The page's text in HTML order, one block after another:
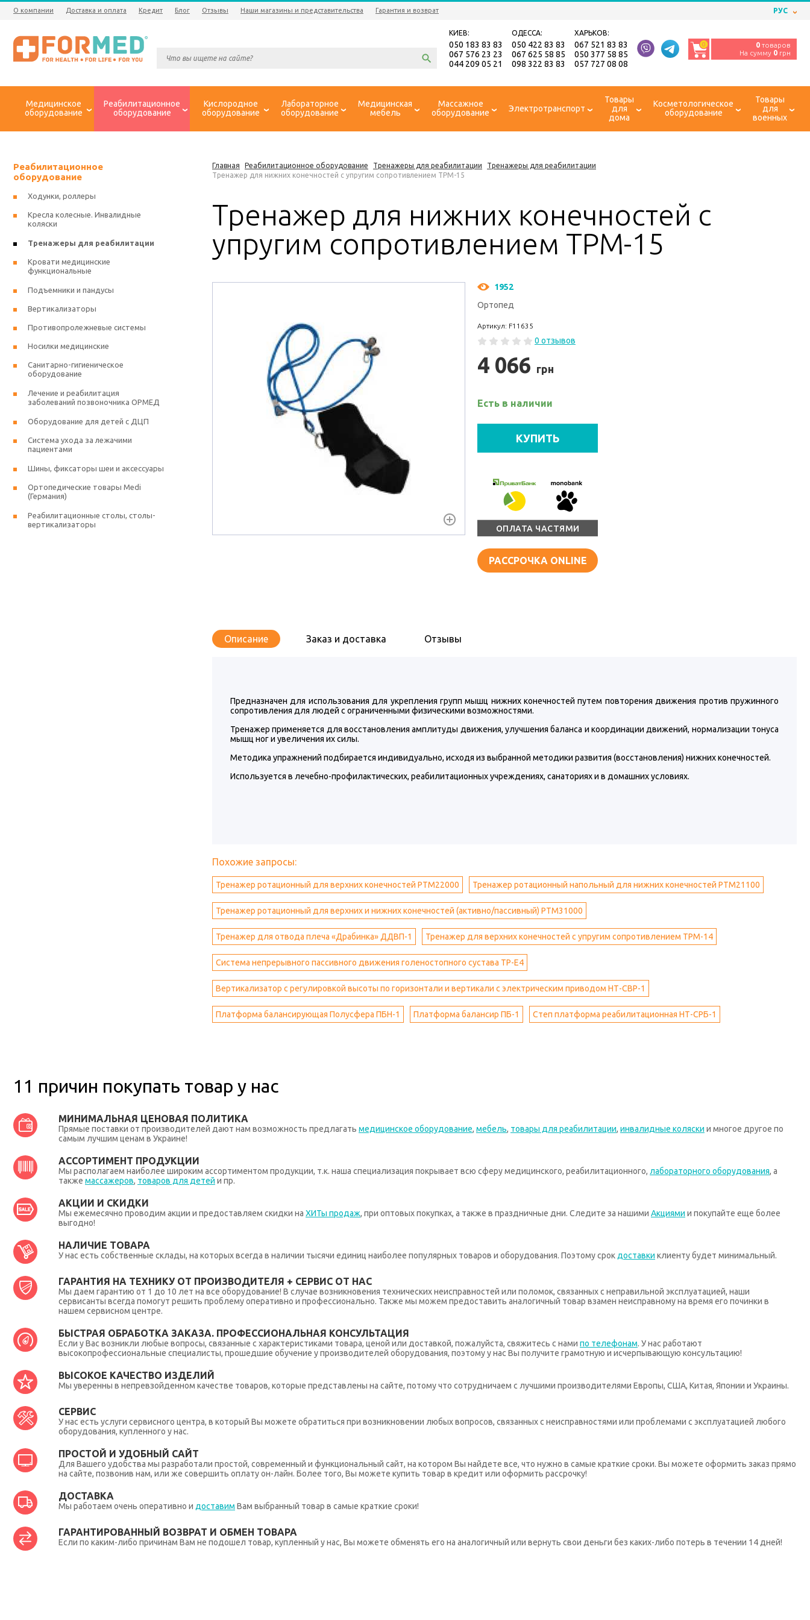
О компании Доставка и оплата Кредит Блог Отзывы Наши магазины и представительства Гарантия и возврат РУС
КИЕВ:
050 183 83 83
067 576 23 23
044 209 05 21
ОДЕССА:
050 422 83 83
067 625 58 85
098 322 83 83
ХАРЬКОВ:
067 521 83 83
050 377 58 85
057 727 08 08
0 0 товаров
На сумму 0 грн
Медицинское
оборудование
Реабилитационное
оборудование
Кислородное
оборудование
Лабораторное
оборудование
Медицинская
мебель
Массажное
оборудование
Электротранспорт
Товары
для
дома
Косметологическое
оборудование
Товары
для
военных
Главная Реабилитационное оборудование Тренажеры для реабилитации
Тренажеры для реабилитации
Тренажер для нижних конечностей с упругим сопротивлением ТРМ-15
Тренажер для нижних конечностей с
упругим сопротивлением ТРМ-15
1952
Ортопед
Артикул: F11635
0 отзывов
4 066 грн
Есть в наличии
КУПИТЬ
ОПЛАТА ЧАСТЯМИ
РАССРОЧКА ONLINE
Описание Заказ и доставка Отзывы
Предназначен для использования для укрепления групп мышц нижних конечностей путем повторения движения против пружинного
сопротивления для людей с ограниченными физическими возможностями.
Тренажер применяется для восстановления амплитуды движения, улучшения баланса и координации движений, нормализации тонуса
мышц ног и увеличения их силы.
Методика упражнений подбирается индивидуально, исходя из выбранной методики развития (восстановления) нижних конечностей.
Используется в лечебно-профилактических, реабилитационных учреждениях, санаториях и в домашних условиях.
Похожие запросы:
Тренажер ротационный для верхних конечностей РТМ22000 Тренажер ротационный напольный для нижних конечностей РТМ21100
Тренажер ротационный для верхних и нижних конечностей (активно/пассивный) РТМ31000
Тренажер для отвода плеча «Драбинка» ДДВП-1 Тренажер для верхних конечностей с упругим сопротивлением ТРМ-14
Система непрерывного пассивного движения голеностопного сустава ТР-Е4
Вертикализатор с регулировкой высоты по горизонтали и вертикали с электрическим приводом НТ-СВР-1
Платформа балансирующая Полусфера ПБН-1 Платформа балансир ПБ-1 Степ платформа реабилитационная НТ-СРБ-1
Реабилитационное
оборудование
Ходунки, роллеры
Кресла колесные. Инвалидные
коляски
Тренажеры для реабилитации
Кровати медицинские
функциональные
Подъемники и пандусы
Вертикализаторы
Противопролежневые системы
Носилки медицинские
Санитарно-гигиеническое
оборудование
Лечение и реабилитация
заболеваний позвоночника ОРМЕД
Оборудование для детей с ДЦП
Система ухода за лежачими
пациентами
Шины, фиксаторы шеи и аксессуары
Ортопедические товары Medi
(Германия)
Реабилитационные столы, столы-
вертикализаторы
11 причин покупать товар у нас
МИНИМАЛЬНАЯ ЦЕНОВАЯ ПОЛИТИКА
Прямые поставки от производителей дают нам возможность предлагать медицинское оборудование, мебель, товары для реабилитации, инвалидные коляски и многое другое по
самым лучшим ценам в Украине!
АССОРТИМЕНТ ПРОДУКЦИИ
Мы располагаем наиболее широким ассортиментом продукции, т.к. наша специализация покрывает всю сферу медицинского, реабилитационного, лабораторного оборудования, а
также массажеров, товаров для детей и пр.
АКЦИИ И СКИДКИ
Мы ежемесячно проводим акции и предоставляем скидки на ХИТы продаж, при оптовых покупках, а также в праздничные дни. Следите за нашими Акциями и покупайте еще более
выгодно!
НАЛИЧИЕ ТОВАРА
У нас есть собственные склады, на которых всегда в наличии тысячи единиц наиболее популярных товаров и оборудования. Поэтому срокдоставки клиенту будет минимальный.
ГАРАНТИЯ НА ТЕХНИКУ ОТ ПРОИЗВОДИТЕЛЯ + СЕРВИС ОТ НАС
Мы даем гарантию от 1 до 10 лет на все оборудование! В случае возникновения технических неисправностей или поломок, связанных с неправильной эксплуатацией, наши
сервисанты всегда помогут решить проблему оперативно и профессионально. Также мы можем предоставить аналогичный товар взамен неисправному на время его починки в
нашем сервисном центре.
БЫСТРАЯ ОБРАБОТКА ЗАКАЗА. ПРОФЕССИОНАЛЬНАЯ КОНСУЛЬТАЦИЯ
Если у Вас возникли любые вопросы, связанные с характеристиками товара, ценой или доставкой, пожалуйста, свяжитесь с нами по телефонам. У нас работают
высокопрофессиональные специалисты, прошедшие обучение у производителей оборудования, поэтому у нас Вы получите грамотную и исчерпывающую консультацию!
ВЫСОКОЕ КАЧЕСТВО ИЗДЕЛИЙ
Мы уверенны в непревзойденном качестве товаров, которые представлены на сайте, потому что сотрудничаем с лучшими производителями Европы, США, Китая, Японии и Украины.
СЕРВИС
У нас есть услуги сервисного центра, в который Вы можете обратиться при возникновении любых вопросов, связанных с неисправностями или проблемами с эксплуатацией любого
оборудования, купленного у нас.
ПРОСТОЙ И УДОБНЫЙ САЙТ
Для Вашего удобства мы разработали простой, современный и функциональный сайт, на котором Вы найдете все, что нужно в самые краткие сроки. Вы можете оформить заказ прямо
на сайте, позвонив нам, или же совершить оплату он-лайн. Более того, Вы можете купить товар в кредит или оформить рассрочку!
ДОСТАВКА
Мы работаем очень оперативно и доставим Вам выбранный товар в самые краткие сроки!
ГАРАНТИРОВАННЫЙ ВОЗВРАТ И ОБМЕН ТОВАРА
Если по каким-либо причинам Вам не подошел товар, купленный у нас, Вы можете обменять его на аналогичный или вернуть свои деньги без каких-либо потерь в течении 14 дней!